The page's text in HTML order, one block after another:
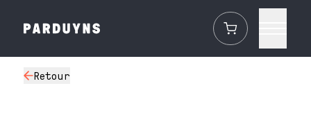
Retour